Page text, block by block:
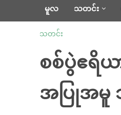
မူလ သတင်း
သတင်း
စစ်ပွဲဧရိ
အပြုအမူ